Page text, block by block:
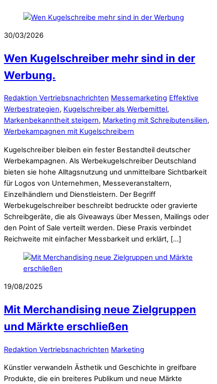
30/03/2026
Wen Kugelschreiber mehr sind in der
Werbung.
Redaktion Vertriebsnachrichten Messemarketing Effektive
Werbestrategien, Kugelschreiber als Werbemittel,
Markenbekanntheit steigern, Marketing mit Schreibutensilien,
Werbekampagnen mit Kugelschreibern
Kugelschreiber bleiben ein fester Bestandteil deutscher
Werbekampagnen. Als Werbekugelschreiber Deutschland
bieten sie hohe Alltagsnutzung und unmittelbare Sichtbarkeit
für Logos von Unternehmen, Messeveranstaltern,
Einzelhändlern und Dienstleistern. Der Begriff
Werbekugelschreiber beschreibt bedruckte oder gravierte
Schreibgeräte, die als Giveaways über Messen, Mailings oder
den Point of Sale verteilt werden. Diese Praxis verbindet
Reichweite mit einfacher Messbarkeit und erklärt, […]
19/08/2025
Mit Merchandising neue Zielgruppen
und Märkte erschließen
Redaktion Vertriebsnachrichten Marketing
Künstler verwandeln Ästhetik und Geschichte in greifbare
Produkte, die ein breiteres Publikum und neue Märkte